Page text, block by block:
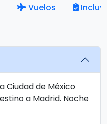
Vuelos
Ciudad de México
a Madrid. Noche